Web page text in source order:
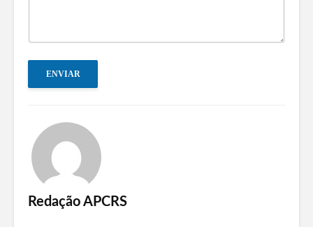
ENVIAR
Redação APCRS